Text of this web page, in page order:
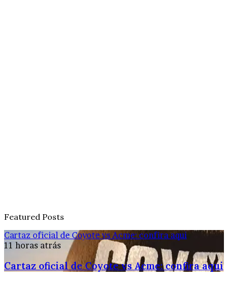
Featured Posts
Cartaz oficial de Coyote vs Acme: confira aqui
11 horas atrás
Cartaz oficial de Coyote vs Acme: confira aqui